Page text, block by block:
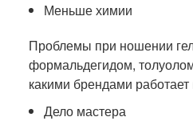
Меньше химии
Проблемы при ношении
формальдегидом,
какими брендами работает
Дело мастера